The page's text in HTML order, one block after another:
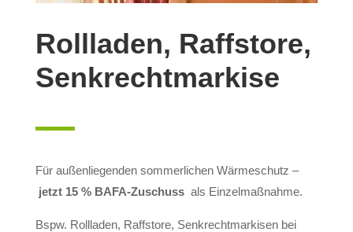
Rollladen, Raffstore,
Senkrechtmarkise
Für außenliegenden sommerlichen Wärmeschutz –
jetzt 15 % BAFA-Zuschussals Einzelmaßnahme.
Bspw. Rollladen, Raffstore, Senkrechtmarkisen bei